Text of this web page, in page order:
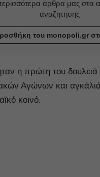
άρθρα μας στα
αναζητησης
του monopoli.gr
η πρώτη του δουλειά
Αγώνων και
κοινό.